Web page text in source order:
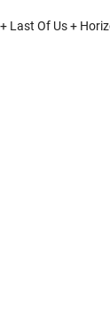
Last Of Us +